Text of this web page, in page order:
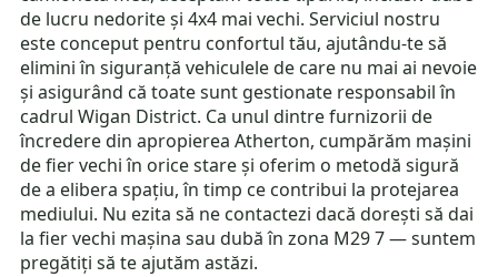
de lucru nedorite și 4x4 mai vechi. Serviciul nostru
este conceput pentru confortul tău, ajutându-te să
elimini în siguranță vehiculele de care nu mai ai nevoie
și asigurând că toate sunt gestionate responsabil în
cadrul Wigan District. Ca unul dintre furnizorii de
încredere din apropierea Atherton, cumpărăm mașini
de fier vechi în orice stare și oferim o metodă sigură
de a elibera spațiu, în timp ce contribui la protejarea
mediului. Nu ezita să ne contactezi dacă dorești să dai
la fier vechi mașina sau dubă în zona M29 7 — suntem
pregătiți să te ajutăm astăzi.